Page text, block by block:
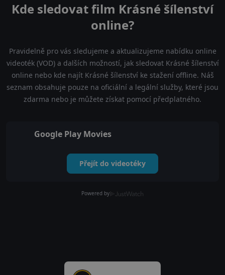
Kde sledovat film Krásné šílenství
online?
Pravidelně pro vás sledujeme a aktualizujeme nabídku online
videoték (VOD) a dalších možností, jak sledovat Krásné šílenství
online nebo kde najít Krásné šílenství ke stažení offline. Náš
seznam obsahuje pouze na oficiální a legální služby, které jsou
zdarma nebo je můžete získat pomocí předplatného.
Google Play Movies
Přejít do videotéky
Powered by